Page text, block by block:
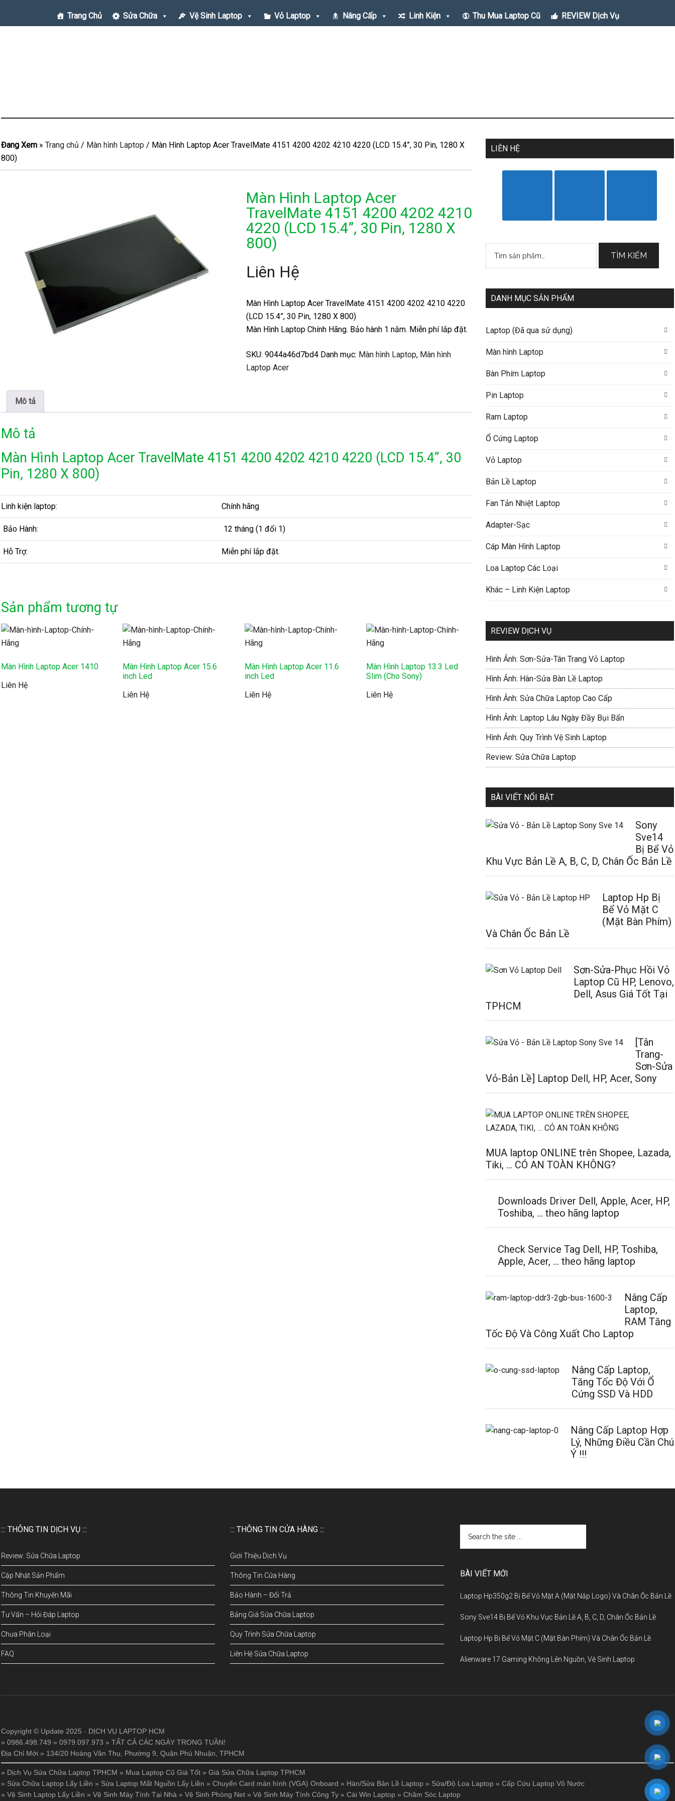
Trang Chủ Sửa Chữa Vệ Sinh Laptop Vỏ Laptop Nâng Cấp Linh Kiện Thu Mua Laptop Cũ REVIEW Dịch Vụ
Đang Xem » Trang chủ / Màn hình Laptop / Màn Hình Laptop Acer TravelMate 4151 4200 4202 4210 4220 (LCD 15.4”, 30 Pin, 1280 X
800)
Màn Hình Laptop Acer
TravelMate 4151 4200 4202 4210
4220 (LCD 15.4”, 30 Pin, 1280 X
800)
Liên Hệ
Màn Hình Laptop Acer TravelMate 4151 4200 4202 4210 4220
(LCD 15.4”, 30 Pin, 1280 X 800)
Màn Hình Laptop Chính Hãng. Bảo hành 1 năm. Miễn phí lắp đặt.
SKU: 9044a46d7bd4 Danh mục: Màn hình Laptop, Màn hình
Laptop Acer
Mô tả
Mô tả
Màn Hình Laptop Acer TravelMate 4151 4200 4202 4210 4220 (LCD 15.4”, 30
Pin, 1280 X 800)
Linh kiện laptop: Chính hãng
Bảo Hành: 12 tháng (1 đổi 1)
Hỗ Trợ: Miễn phí lắp đặt.
Sản phẩm tương tự
Màn Hình Laptop Acer 1410
Liên Hệ
Màn Hình Laptop Acer 15.6
inch Led
Liên Hệ
Màn Hình Laptop Acer 11.6
inch Led
Liên Hệ
Màn Hình Laptop 13.3 Led
Slim (Cho Sony)
Liên Hệ
LIÊN HỆ
kiếm:
TÌM KIẾM
DANH MỤC SẢN PHẨM
Laptop (Đã qua sử dụng)
Màn hình Laptop
Bàn Phím Laptop
Pin Laptop
Ram Laptop
Ổ Cứng Laptop
Vỏ Laptop
Bản Lề Laptop
Fan Tản Nhiệt Laptop
Adapter-Sạc
Cáp Màn Hình Laptop
Loa Laptop Các Loại
Khác – Linh Kiện Laptop
REVIEW DỊCH VỤ
Hình Ảnh: Sơn-Sửa-Tân Trang Vỏ Laptop
Hình Ảnh: Hàn-Sửa Bàn Lề Laptop
Hình Ảnh: Sửa Chữa Laptop Cao Cấp
Hình Ảnh: Laptop Lâu Ngày Đầy Bụi Bẩn
Hình Ảnh: Quy Trình Vệ Sinh Laptop
Review: Sửa Chữa Laptop
BÀI VIẾT NỔI BẬT
Sony
Sve14
Bị Bể Vỏ
Khu Vực Bản Lề A, B, C, D, Chân Ốc Bản Lề
Laptop Hp Bị
Bể Vỏ Mặt C
(Mặt Bàn Phím)
Và Chân Ốc Bản Lề
Sơn-Sửa-Phục Hồi Vỏ
Laptop Cũ HP, Lenovo,
Dell, Asus Giá Tốt Tại
TPHCM
[Tân
Trang-
Sơn-Sửa
Vỏ-Bản Lề] Laptop Dell, HP, Acer, Sony
MUA laptop ONLINE trên Shopee, Lazada,
Tiki, … CÓ AN TOÀN KHÔNG?
Downloads Driver Dell, Apple, Acer, HP,
Toshiba, … theo hãng laptop
Check Service Tag Dell, HP, Toshiba,
Apple, Acer, … theo hãng laptop
Nâng Cấp
Laptop,
RAM Tăng
Tốc Độ Và Công Xuất Cho Laptop
Nâng Cấp Laptop,
Tăng Tốc Độ Với Ổ
Cứng SSD Và HDD
Nâng Cấp Laptop Hợp
Lý, Những Điều Cần Chú
Ý !!!
::: THÔNG TIN DỊCH VỤ :::
Review: Sửa Chữa Laptop
Cập Nhật Sản Phẩm
Thông Tin Khuyến Mãi
Tư Vấn – Hỏi Đáp Laptop
Chưa Phân Loại
FAQ
::: THÔNG TIN CỬA HÀNG :::
Giới Thiệu Dịch Vụ
Thông Tin Cửa Hàng
Bảo Hành – Đổi Trả
Bảng Giá Sửa Chữa Laptop
Quy Trình Sửa Chữa Laptop
Liên Hệ Sửa Chữa Laptop
BÀI VIẾT MỚI
Laptop Hp350g2 Bị Bể Vỏ Mặt A (Mặt Nắp Logo) Và Chân Ốc Bản Lề
Sony Sve14 Bị Bể Vỏ Khu Vực Bản Lề A, B, C, D, Chân Ốc Bản Lề
Laptop Hp Bị Bể Vỏ Mặt C (Mặt Bàn Phím) Và Chân Ốc Bản Lề
Alienware 17 Gaming Không Lên Nguồn, Vệ Sinh Laptop
Copyright © Update 2025 · DỊCH VỤ LAPTOP HCM
» 0986.498.749 » 0979.097.973 » TẤT CẢ CÁC NGÀY TRONG TUẦN!
Địa Chỉ Mới » 134/20 Hoàng Văn Thụ, Phường 9, Quận Phú Nhuận, TPHCM
» Dịch Vụ Sửa Chữa Laptop TPHCM » Mua Laptop Cũ Giá Tốt » Giá Sửa Chữa Laptop TPHCM
» Sửa Chữa Laptop Lấy Liền » Sửa Laptop Mất Nguồn Lấy Liền » Chuyển Card màn hình (VGA) Onboard » Hàn/Sửa Bản Lề Laptop » Sửa/Độ Loa Laptop » Cấp Cứu Laptop Vô Nước
» Vệ Sinh Laptop Lấy Liền » Vệ Sinh Máy Tính Tại Nhà » Vệ Sinh Phòng Net » Vệ Sinh Máy Tính Công Ty » Cài Win Laptop » Chăm Sóc Laptop